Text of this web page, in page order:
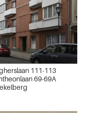
111-113
69-69A